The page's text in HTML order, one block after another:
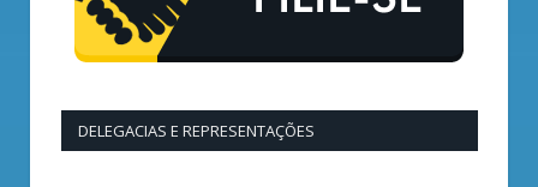
DELEGACIAS E REPRESENTAÇÕES